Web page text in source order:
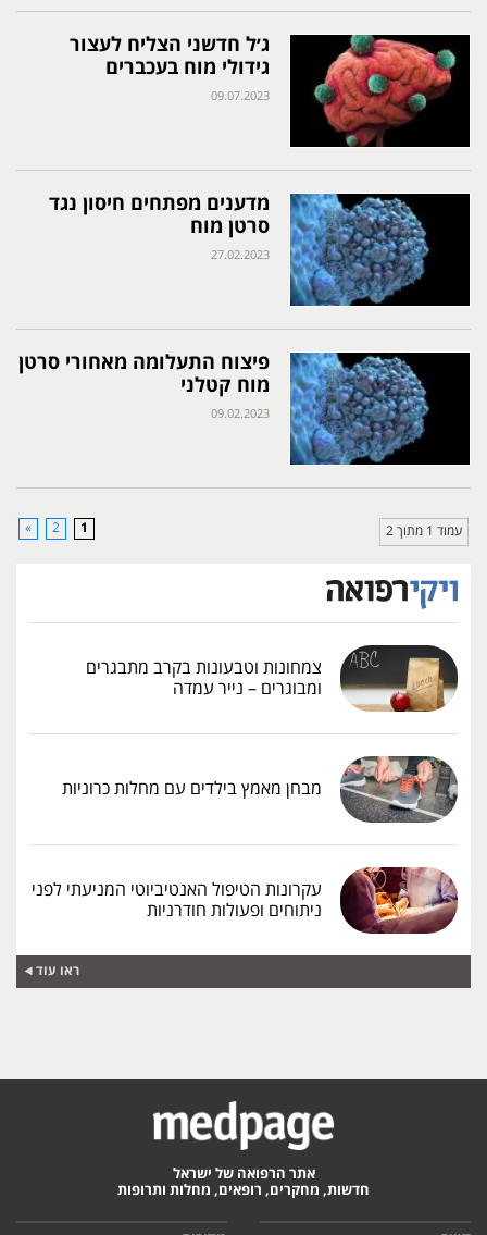
ג׳ל חדשני הצליח לעצור
גידולי מוח בעכברים
09.07.2023
מדענים מפתחים חיסון נגד
סרטן מוח
27.02.2023
פיצוח התעלומה מאחורי סרטן
מוח קטלני
09.02.2023
עמוד 1 מתוך 2 1
2
»
צמחונות וטבעונות בקרב מתבגרים
ומבוגרים – נייר עמדה
מבחן מאמץ בילדים עם מחלות כרוניות
עקרונות הטיפול האנטיביוטי המניעתי לפני
ניתוחים ופעולות חודרניות
ראו עוד
אתר הרפואה של ישראל
חדשות, מחקרים, רופאים, מחלות ותרופות